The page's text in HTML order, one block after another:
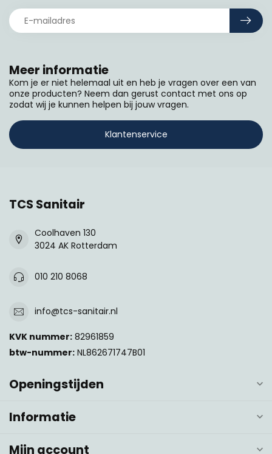
Meer informatie
Kom je er niet helemaal uit en heb je vragen over een van
onze producten? Neem dan gerust contact met ons op
zodat wij je kunnen helpen bij jouw vragen.
Klantenservice
TCS Sanitair
Coolhaven 130
3024 AK Rotterdam
010 210 8068
info@tcs-sanitair.nl
KVK nummer: 82961859
btw-nummer: NL862671747B01
Openingstijden
Informatie
Mijn account